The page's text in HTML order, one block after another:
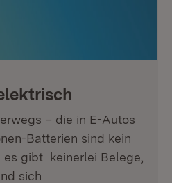
– die in E-Autos
Batterien sind kein
es gibt keinerlei Belege,
sich